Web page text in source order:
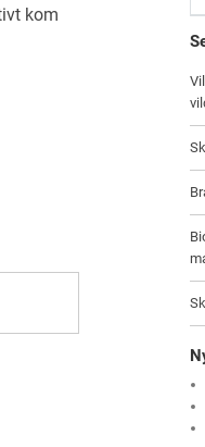
kom